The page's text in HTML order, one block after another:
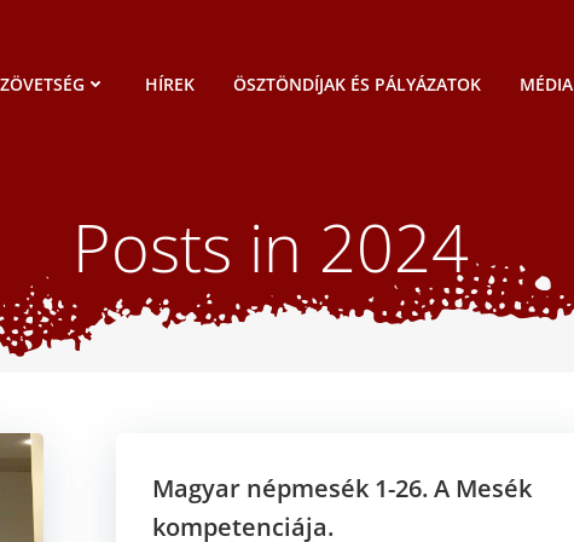
HÍREK ÖSZTÖNDÍJAK ÉS PÁLYÁZATOK MÉDIA
Posts in 2024
Magyar népmesék 1-26. A Mesék
kompetenciája.